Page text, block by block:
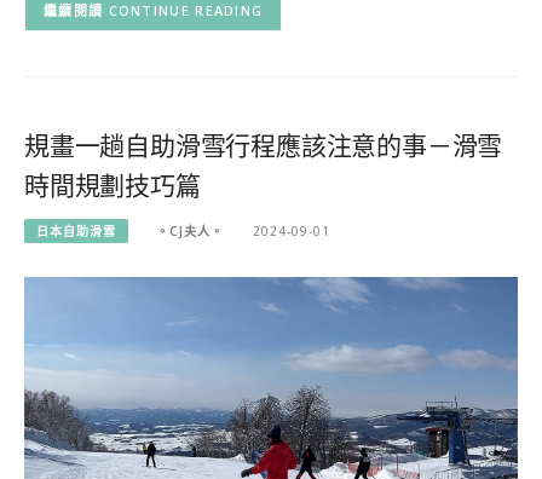
CONTINUE READING
規畫一趟自助滑雪行程應該注意的事－滑雪
時間規劃技巧篇
日本自助滑雪 。CJ夫人。 2024-09-01